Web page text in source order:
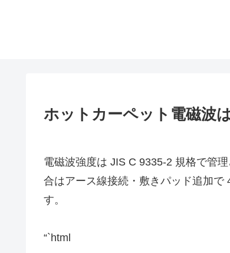
ホットカーペット電磁波
電磁波強度は JIS C 9335-2 規格で管
合はアース線接続・敷きパッド追加で
す。
“`html